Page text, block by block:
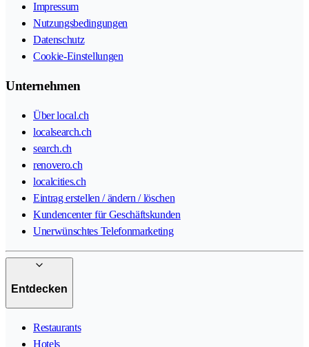
Impressum
Nutzungsbedingungen
Datenschutz
Cookie-Einstellungen
Unternehmen
Über local.ch
localsearch.ch
search.ch
renovero.ch
localcities.ch
Eintrag erstellen / ändern / löschen
Kundencenter für Geschäftskunden
Unerwünschtes Telefonmarketing
Entdecken
Restaurants
Hotels